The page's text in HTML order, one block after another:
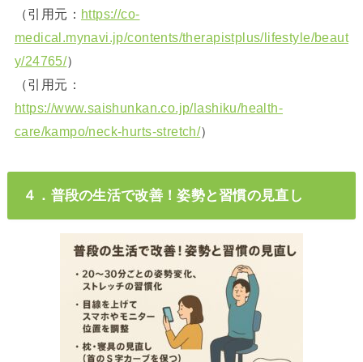
（引用元： https://co-
medical.mynavi.jp/contents/therapistplus/lifestyle/beaut
y/24765/）
（引用元：
https://www.saishunkan.co.jp/lashiku/health-
care/kampo/neck-hurts-stretch/）
４．普段の生活で改善！姿勢と習慣の見直し